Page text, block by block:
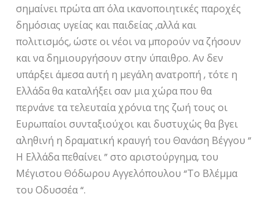
σημαίνει πρώτα απ όλα ικανοποιητικές παροχές
δημόσιας υγείας και παιδείας ,αλλά και
πολιτισμός, ώστε οι νέοι να μπορούν να ζήσουν
και να δημιουργήσουν στην ύπαιθρο. Αν δεν
υπάρξει άμεσα αυτή η μεγάλη ανατροπή , τότε η
Ελλάδα θα καταλήξει σαν μια χώρα που θα
περνάνε τα τελευταία χρόνια της ζωή τους οι
Ευρωπαίοι συνταξιούχοι και δυστυχώς θα βγει
αληθινή η δραματική κραυγή του Θανάση Βέγγου ”
Η Ελλάδα πεθαίνει ” στο αριστούργημα, του
Μέγιστου Θόδωρου Αγγελόπουλου “Το Βλέμμα
του Οδυσσέα “.